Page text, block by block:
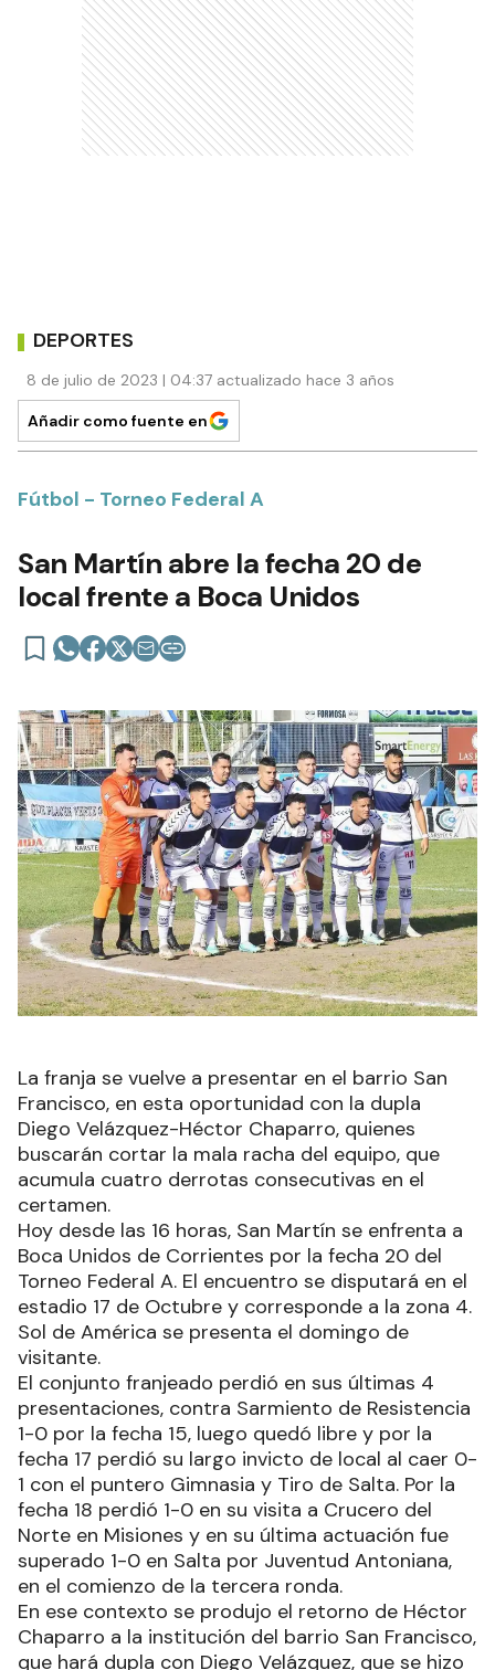
DEPORTES
8 de julio de 2023 | 04:37 actualizado hace 3 años
Añadir como fuente en
Fútbol - Torneo Federal A
San Martín abre la fecha 20 de
local frente a Boca Unidos
La franja se vuelve a presentar en el barrio San
Francisco, en esta oportunidad con la dupla
Diego Velázquez-Héctor Chaparro, quienes
buscarán cortar la mala racha del equipo, que
acumula cuatro derrotas consecutivas en el
certamen.
Hoy desde las 16 horas, San Martín se enfrenta a
Boca Unidos de Corrientes por la fecha 20 del
Torneo Federal A. El encuentro se disputará en el
estadio 17 de Octubre y corresponde a la zona 4.
Sol de América se presenta el domingo de
visitante.
El conjunto franjeado perdió en sus últimas 4
presentaciones, contra Sarmiento de Resistencia
1-0 por la fecha 15, luego quedó libre y por la
fecha 17 perdió su largo invicto de local al caer 0-
1 con el puntero Gimnasia y Tiro de Salta. Por la
fecha 18 perdió 1-0 en su visita a Crucero del
Norte en Misiones y en su última actuación fue
superado 1-0 en Salta por Juventud Antoniana,
en el comienzo de la tercera ronda.
En ese contexto se produjo el retorno de Héctor
Chaparro a la institución del barrio San Francisco,
que hará dupla con Diego Velázquez, que se hizo